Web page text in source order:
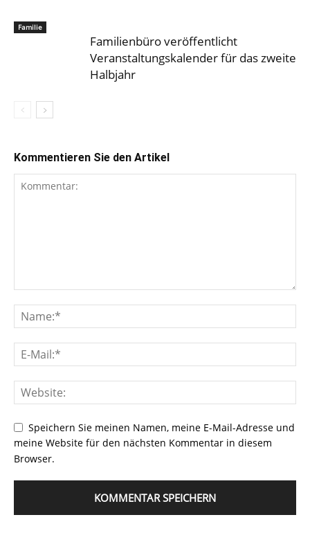
Familie
Familienbüro veröffentlicht
Veranstaltungskalender für das zweite
Halbjahr
Kommentieren Sie den Artikel
Speichern Sie meinen Namen, meine E-Mail-Adresse und
meine Website für den nächsten Kommentar in diesem
Browser.